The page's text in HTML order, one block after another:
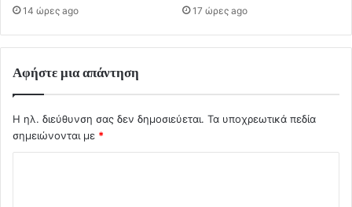
14 ώρες ago 17 ώρες ago
Αφήστε μια απάντηση
Η ηλ. διεύθυνση σας δεν δημοσιεύεται. Τα υποχρεωτικά πεδία
σημειώνονται με *